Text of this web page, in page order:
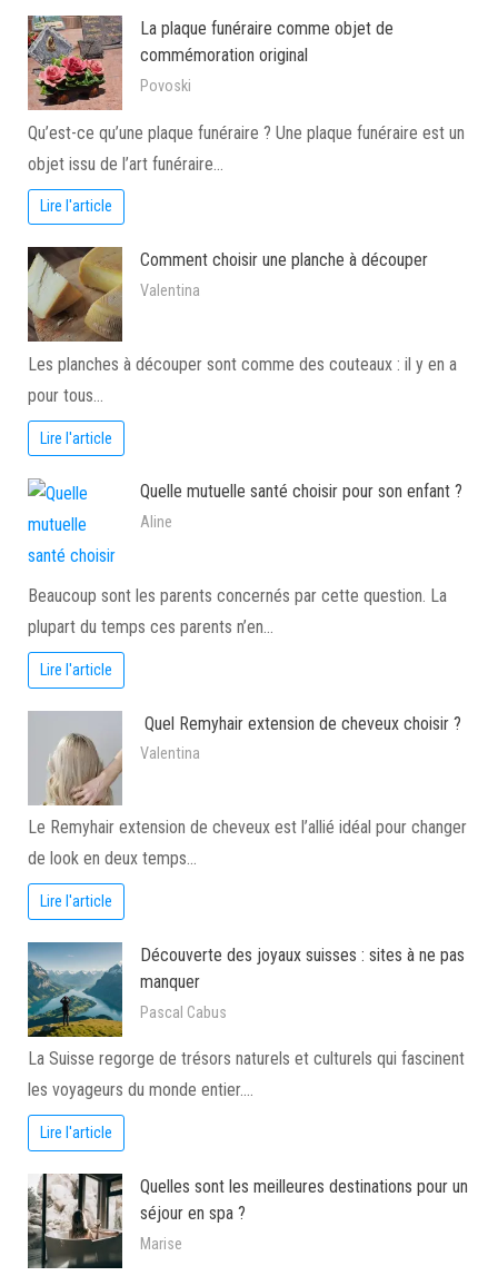
La plaque funéraire comme objet de
commémoration original
Povoski
Qu’est-ce qu’une plaque funéraire ? Une plaque funéraire est un
objet issu de l’art funéraire…
Lire l'article
Comment choisir une planche à découper
Valentina
Les planches à découper sont comme des couteaux : il y en a
pour tous…
Lire l'article
Quelle mutuelle santé choisir pour son enfant ?
Aline
Beaucoup sont les parents concernés par cette question. La
plupart du temps ces parents n’en…
Lire l'article
Quel Remyhair extension de cheveux choisir ?
Valentina
Le Remyhair extension de cheveux est l’allié idéal pour changer
de look en deux temps…
Lire l'article
Découverte des joyaux suisses : sites à ne pas
manquer
Pascal Cabus
La Suisse regorge de trésors naturels et culturels qui fascinent
les voyageurs du monde entier.…
Lire l'article
Quelles sont les meilleures destinations pour un
séjour en spa ?
Marise